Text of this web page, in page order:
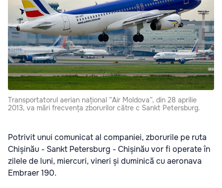
Transportatorul aerian național ”Air Moldova”, din 28 aprilie
2013, va mări frecvența zborurilor către c Sankt Petersburg.
Potrivit unui comunicat al companiei, zborurile pe ruta
Chișinău - Sankt Petersburg - Chișinău vor fi operate în
zilele de luni, miercuri, vineri și duminică cu aeronava
Embraer 190.